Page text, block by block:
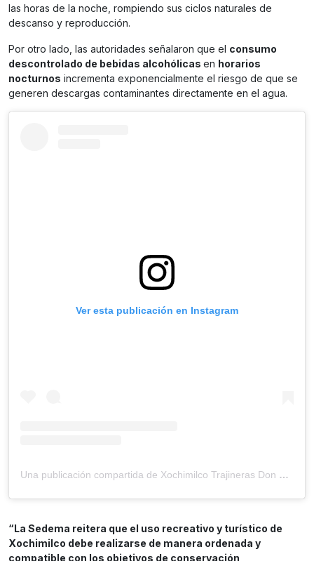
las horas de la noche, rompiendo sus ciclos naturales de
descanso y reproducción.
Por otro lado, las autoridades señalaron que el consumo
descontrolado de bebidas alcohólicas en horarios
nocturnos incrementa exponencialmente el riesgo de que se
generen descargas contaminantes directamente en el agua.
Ver esta publicación en Instagram
Una publicación compartida de Xochimilco Trajineras Don Silvestre (@trajineras_don_silvestre)
“La Sedema reitera que el uso recreativo y turístico de
Xochimilco debe realizarse de manera ordenada y
compatible con los objetivos de conservación,